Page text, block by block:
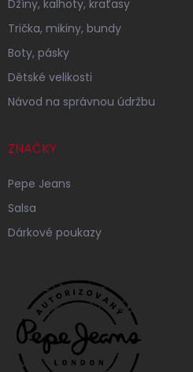
Džíny, kalhoty, kraťasy
Trička, mikiny, bundy
Boty, pásky
Dětské velikosti
Návod na správnou údržbu
ZNAČKY
Pepe Jeans
Salsa
Dárkové poukazy